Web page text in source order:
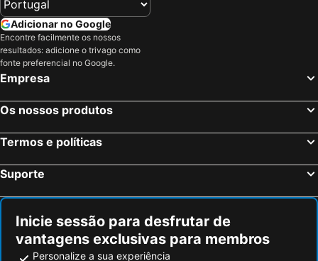
Pamplona, Navarra Hotéis
Logroño, La Rioja Hotéis
Bayonne, Aquitânia Hotéis
Anglet, Aquitânia Hotéis
Sevilha, Andaluzia Hotéis
Vigo, Galiza Hotéis
Sangenjo, Galiza Hotéis
Adicionar no Google
Encontre facilmente os nossos
resultados: adicione o trivago como
fonte preferencial no Google.
Empresa
Os nossos produtos
Termos e políticas
Suporte
Inicie sessão para desfrutar de
vantagens exclusivas para membros
Personalize a sua experiência